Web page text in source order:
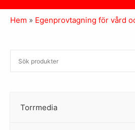
Hem » Egenprovtagning för vård
Torrmedia
–